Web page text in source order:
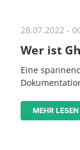
28.07.2022 -
Wer ist
Eine
MEHR